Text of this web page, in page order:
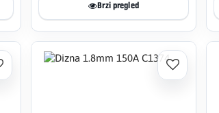
Brzi pregled